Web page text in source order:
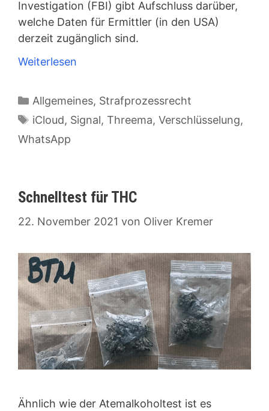
Investigation (FBI) gibt Aufschluss darüber,
welche Daten für Ermittler (in den USA)
derzeit zugänglich sind.
Weiterlesen
Kategorien
Allgemeines, Strafprozessrecht
Schlagwörter
iCloud, Signal, Threema, Verschlüsselung,
WhatsApp
Schnelltest für THC
22. November 2021 von Oliver Kremer
Ähnlich wie der Atemalkoholtest ist es